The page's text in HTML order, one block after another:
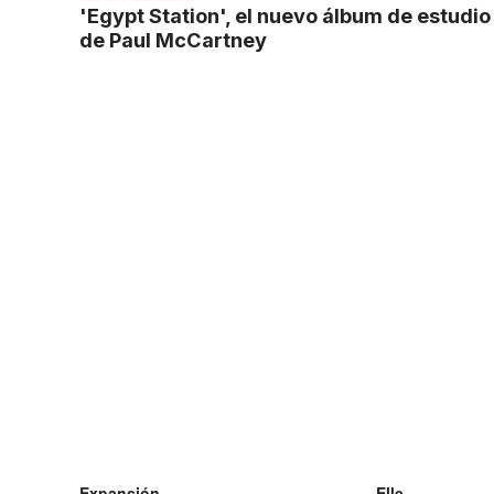
'Egypt Station', el nuevo álbum de estudio
de Paul McCartney